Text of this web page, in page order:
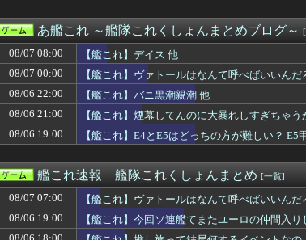
【遊戯王OCG情報】UTILITY SELECTION収録『聖なる心の
ヤニネコ・みぃちゃん・のあ先輩・もちづきさん「結婚して
『パラノマサイト』っていうゲームを2作連続クリアした
【悲報】漫画『ナナとカオル』作者、大腸がんステージ4
【FEH】見切り予知の下地、彼が持ってますよ👍🏻
【原神】アズプロもただの美少女動物園じゃ原神超えなんて
【モンハンワイルズ】ワイルズ買っといてまだ自分を健常者
【FF14】フォークタワー魔の塔Nで「床トラップや生き急い
【まどマギ】ループものの9割は物語開始時点が既にn周目だ
【ウマ娘】自分の胸を主張してトレーナーに迫るルラち
【ウマ娘】（悲報）ナイスネイチャ、討ち取られる
【グラブル】エンドレスラグナロクでも周りから塩対応され
【ウマ娘】汗っかきDKPIママって設定いいよね…
【艦これ】ヴァトールはなんて呼べばいいんだろうね
あ艦これ ～艦隊これくしょんまとめブログ～
08/07 08:00
【艦これ】デイス 他
08/07 00:00
【艦これ】ヴァトールはなんて呼べばいいんだ
08/06 22:00
【艦これ】バニ黒潮親潮 他
08/06 21:00
【艦これ】煙幕してんのに大暴れしすぎちゃう
08/06 19:00
【艦これ】E4とE5はどっちの方が難しい？
艦これ速報 艦隊これくしょんまとめ [一覧]
08/07 07:00
【艦これ】ヴァトールはなんて呼べばいいんだ
08/06 19:00
【艦これ】今回ソ連艦てまたユーロの仲間入